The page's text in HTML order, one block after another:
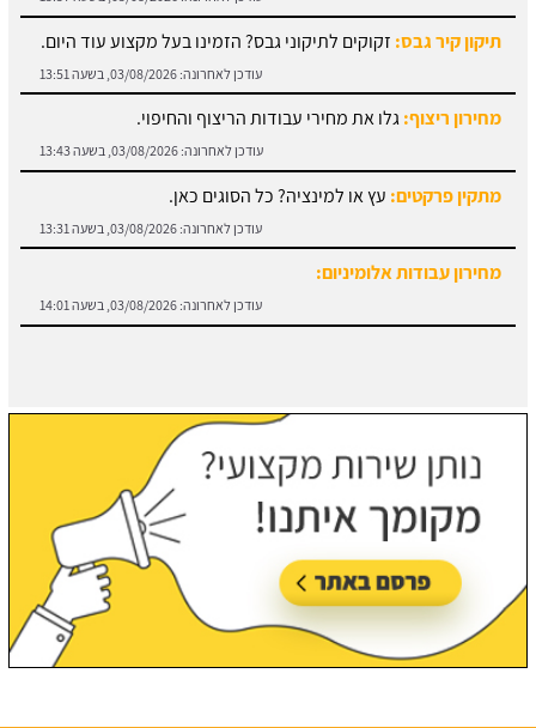
מחירון ריצוף:גלו את מחירי עבודות הריצוף והחיפוי.
עודכן לאחרונה:03/08/2026, בשעה 13:43
מתקין פרקטים:עץ או למינציה? כל הסוגים כאן.
מחירון עבודות אלומיניום:
עודכן לאחרונה:03/08/2026, בשעה 14:01